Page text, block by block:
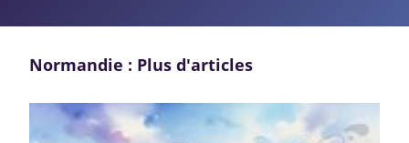
Normandie : Plus d'articles